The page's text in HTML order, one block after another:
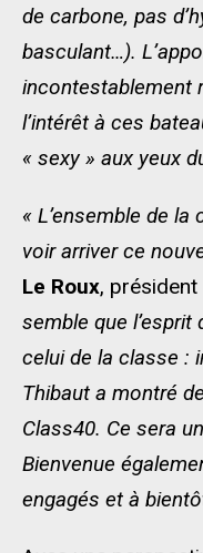
de carbone, pas
basculant…).
incontestablement
l’intérêt à ces
« sexy » aux yeux
« L’ensemble de
voir arriver ce
Le Roux,
semble que
celui de la classe :
Thibaut a montré
Class40. Ce sera
Bienvenue
engagés et à